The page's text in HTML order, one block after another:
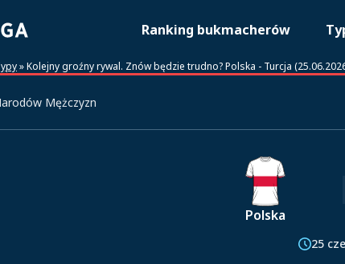
Ranking bukmacherów
»Kolejny groźny rywal. Znów będzie trudno? Polska - Turcja
Mężczyzn
Polska
25